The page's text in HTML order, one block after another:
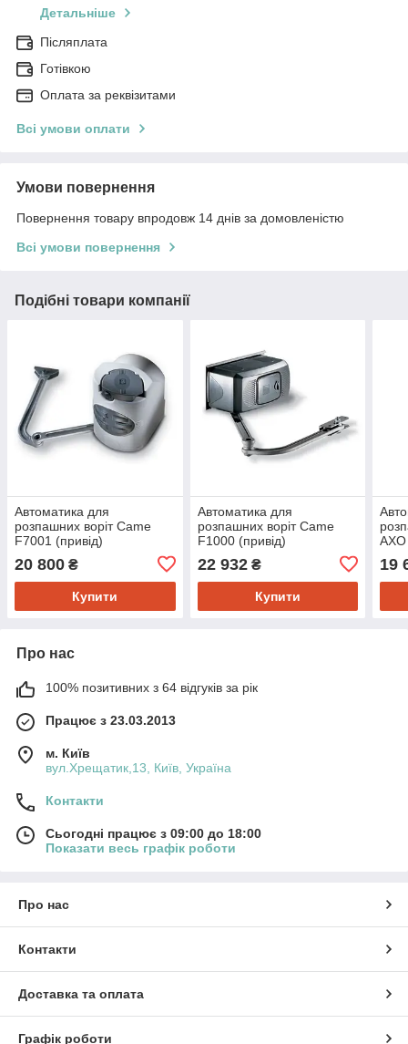
Детальніше
Післяплата
Готівкою
Оплата за реквізитами
Всі умови оплати
Умови повернення
Повернення товару впродовж 14 днів за домовленістю
Всі умови повернення
Подібні товари компанії
Автоматика для
розпашних воріт Came
F7001 (привід)
20 800 ₴
Купити
Автоматика для
розпашних воріт Came
F1000 (привід)
22 932₴
Купити
19
Про нас
100% позитивних з 64 відгуків за рік
Працює з 23.03.2013
м. Київ
вул.Хрещатик,13, Київ, Україна
Контакти
Сьогодні працює з 09:00 до 18:00
Показати весь графік роботи
Про нас
Контакти
Доставка та оплата
Графік роботи